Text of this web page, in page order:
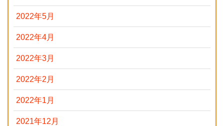
2022年5月
2022年4月
2022年3月
2022年2月
2022年1月
2021年12月